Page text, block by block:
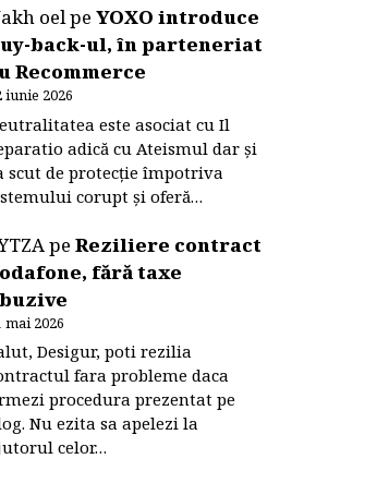
oelpeYOXO introduce
back-ul, în parteneriat
Recommerce
iunie 2026
este asociat cu Il
adică cu Ateismul dar și
scut de protecție împotriva
corupt și oferă…
peReziliere contract
fără taxe
mai 2026
Desigur, poti rezilia
fara probleme daca
procedura prezentat pe
Nu ezita sa apelezi la
celor…